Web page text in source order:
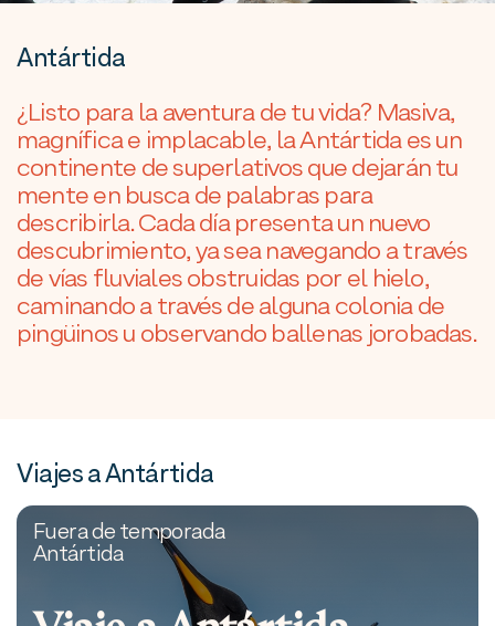
Antártida
¿Listo para la aventura de tu vida? Masiva,
magnífica e implacable, la Antártida es un
continente de superlativos que dejarán tu
mente en busca de palabras para
describirla. Cada día presenta un nuevo
descubrimiento, ya sea navegando a través
de vías fluviales obstruidas por el hielo,
caminando a través de alguna colonia de
pingüinos u observando ballenas jorobadas.
Viajes a Antártida
Fuera de temporada
Antártida